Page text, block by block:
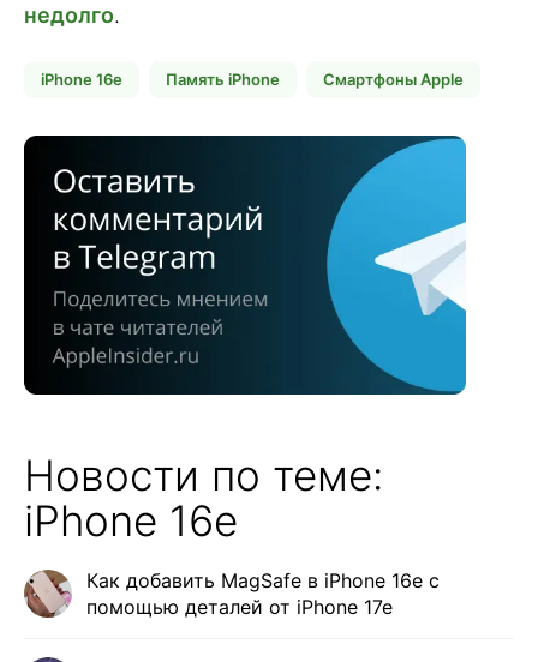
недолго.
iPhone 16e Память iPhone Смартфоны Apple
Новости по теме:
iPhone 16e
Как добавить MagSafe в iPhone 16e с
помощью деталей от iPhone 17e